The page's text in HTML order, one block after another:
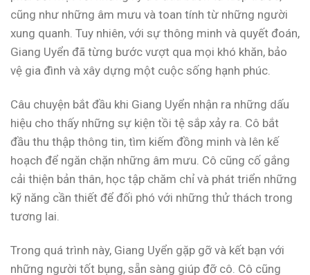
cũng như những âm mưu và toan tính từ những người
xung quanh. Tuy nhiên, với sự thông minh và quyết đoán,
Giang Uyển đã từng bước vượt qua mọi khó khăn, bảo
vệ gia đình và xây dựng một cuộc sống hạnh phúc.
Câu chuyện bắt đầu khi Giang Uyển nhận ra những dấu
hiệu cho thấy những sự kiện tồi tệ sắp xảy ra. Cô bắt
đầu thu thập thông tin, tìm kiếm đồng minh và lên kế
hoạch để ngăn chặn những âm mưu. Cô cũng cố gắng
cải thiện bản thân, học tập chăm chỉ và phát triển những
kỹ năng cần thiết để đối phó với những thử thách trong
tương lai.
Trong quá trình này, Giang Uyển gặp gỡ và kết bạn với
những người tốt bụng, sẵn sàng giúp đỡ cô. Cô cũng